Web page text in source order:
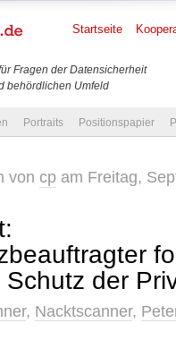
Fragen der Datensicherheit
behördlichen Umfeld
Startseite
Portraits Positionspapier
von cp am Freitag,
der
, Nacktscanner,